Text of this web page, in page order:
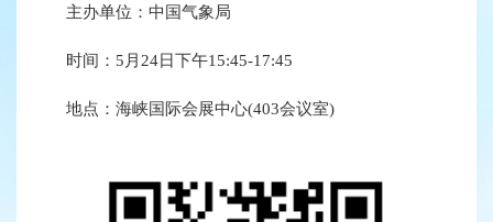
主办单位：中国气象局
时间：5月24日下午15:45-17:45
地点：海峡国际会展中心(403会议室)